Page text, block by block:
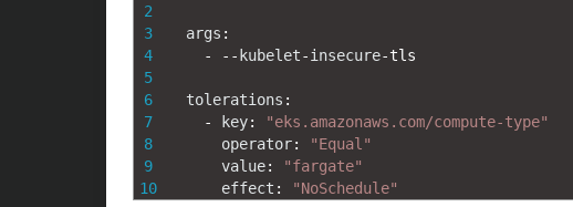
2
3
4
5
6
7
8
9
10
args :
-
-- kubelet-insecure-tls
tolerations :
-
key:
"eks.amazonaws.com/compute-type"
operator:
"Equal"
value:
"fargate"
effect : "NoSchedule"